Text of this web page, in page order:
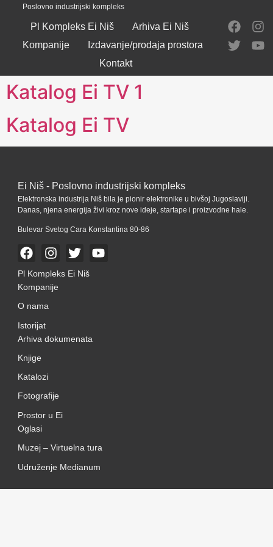
Poslovno industrijski kompleks
Pl Kompleks Ei Niš
Arhiva Ei Niš
Kompanije
Izdavanje/prodaja prostora
Kontakt
Katalog Ei TV 1
Katalog Ei TV
Ei Niš - Poslovno industrijski kompleks
Elektronska industrija Niš bila je pionir elektronike u bivšoj Jugoslaviji.
Danas, njena energija živi kroz nove ideje, startape i proizvodne hale.
Bulevar Svetog Cara Konstantina 80-86
Pl Kompleks Ei Niš
Kompanije
O nama
Istorijat
Arhiva dokumenata
Knjige
Katalozi
Fotografije
Prostor u Ei
Oglasi
Muzej – Virtuelna tura
Udruženje Medianum